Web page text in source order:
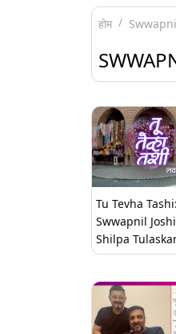
होम
Tu Tevha Tashi:
Swwapnil
Shilpa Tulaskar
तशी' मालिकेद्वारा